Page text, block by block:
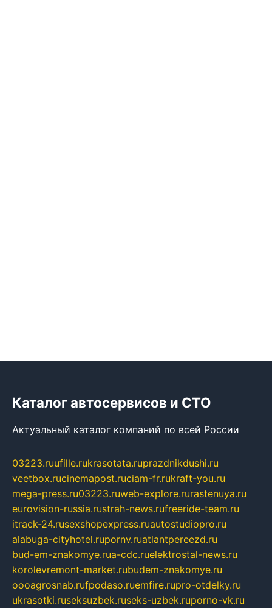
Каталог автосервисов и СТО
Актуальный каталог компаний по всей России
03223.ruufille.rukrasotata.ruprazdnikdushi.ru
veetbox.rucinemapost.ruciam-fr.rukraft-you.ru
mega-press.ru03223.ruweb-explore.rurastenuya.ru
eurovision-russia.rustrah-news.rufreeride-team.ru
itrack-24.rusexshopexpress.ruautostudiopro.ru
alabuga-cityhotel.rupornv.ruatlantpereezd.ru
bud-em-znakomye.rua-cdc.ruelektrostal-news.ru
korolevremont-market.rubudem-znakomye.ru
oooagrosnab.rufpodaso.ruemfire.rupro-otdelky.ru
ukrasotki.ruseksuzbek.ruseks-uzbek.ruporno-vk.ru